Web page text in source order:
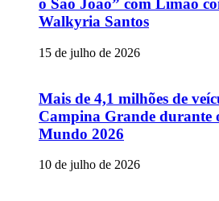
o São João” com Limão
Walkyria Santos
15 de julho de 2026
Mais de 4,1 milhões de
Campina Grande durante
Mundo 2026
10 de julho de 2026